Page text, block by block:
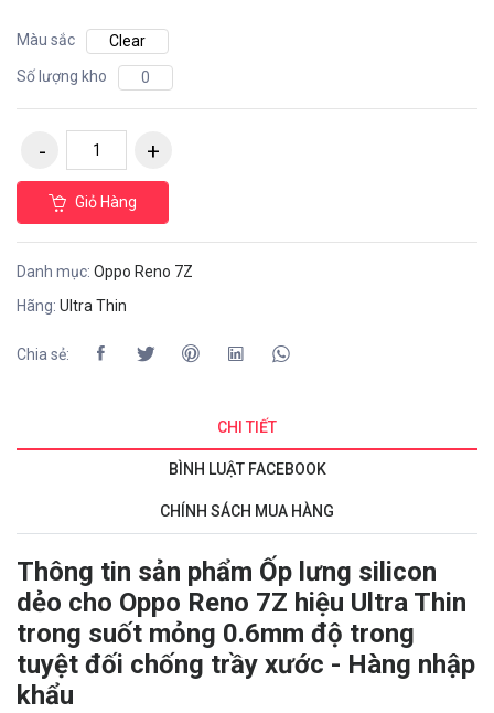
Màu sắc
Clear
Số lượng kho
0
Giỏ Hàng
Danh mục: Oppo Reno 7Z
Hãng: Ultra Thin
Chia sẻ:
CHI TIẾT
BÌNH LUẬT FACEBOOK
CHÍNH SÁCH MUA HÀNG
Thông tin sản phẩm Ốp lưng silicon
dẻo cho Oppo Reno 7Z hiệu Ultra Thin
trong suốt mỏng 0.6mm độ trong
tuyệt đối chống trầy xước - Hàng nhập
khẩu